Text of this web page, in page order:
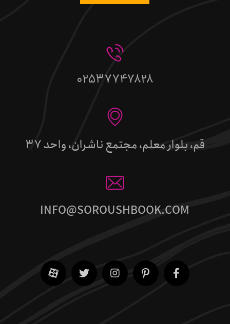
02537747828
قم، بلوار معلم، مجتمع ناشران، واحد 37
INFO@SOROUSHBOOK.COM